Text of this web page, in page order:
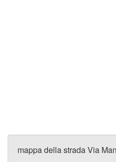
mappa della strada Via